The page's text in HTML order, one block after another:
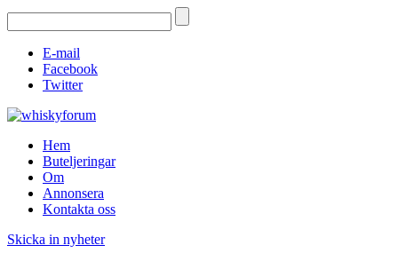
E-mail
Facebook
Twitter
Hem
Buteljeringar
Om
Annonsera
Kontakta oss
Skicka in nyheter